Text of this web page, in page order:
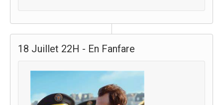
18 Juillet 22H - En Fanfare